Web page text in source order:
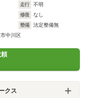
走行
不明
修復
なし
整備
法定整備無
中川区
クス